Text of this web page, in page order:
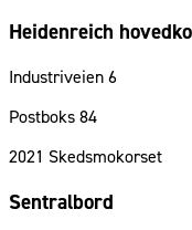
Heidenreich
Industriveien 6
Postboks 84
2021 Skedsmokorset
Sentralbord